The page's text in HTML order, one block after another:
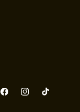
FacebookInstagramTikTok